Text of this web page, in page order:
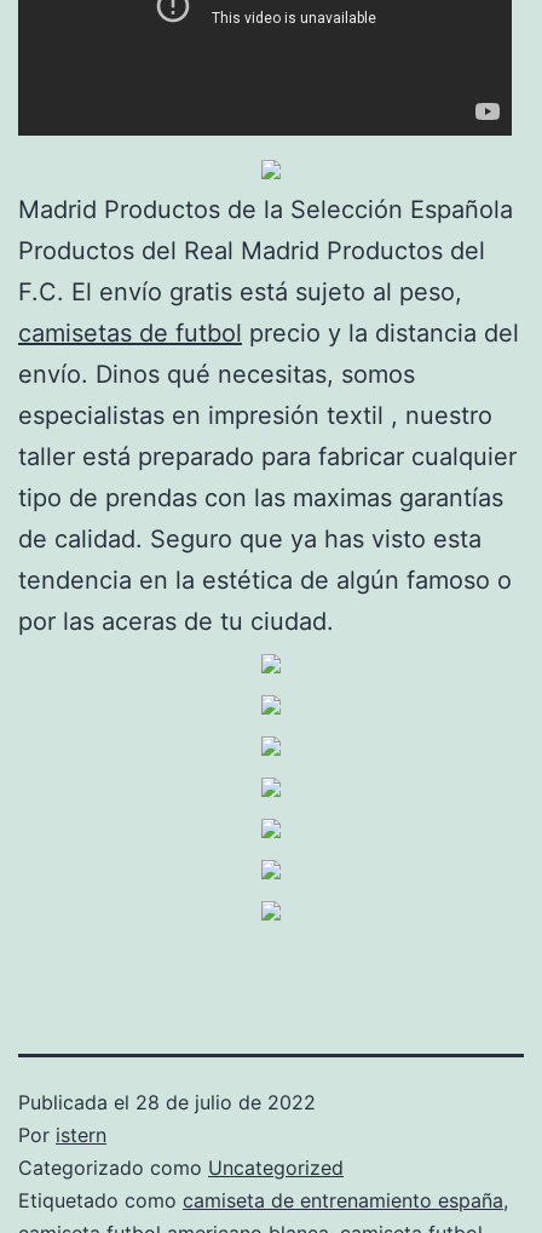
Madrid Productos de la Selección Española
Productos del Real Madrid Productos del
F.C. El envío gratis está sujeto al peso,
camisetas de futbol precio y la distancia del
envío. Dinos qué necesitas, somos
especialistas en impresión textil , nuestro
taller está preparado para fabricar cualquier
tipo de prendas con las maximas garantías
de calidad. Seguro que ya has visto esta
tendencia en la estética de algún famoso o
por las aceras de tu ciudad.
Publicada el 28 de julio de 2022
Por istern
Categorizado como Uncategorized
Etiquetado como camiseta de entrenamiento españa,